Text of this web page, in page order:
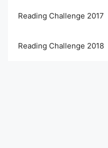
Reading Challenge 2017
Reading Challenge 2018